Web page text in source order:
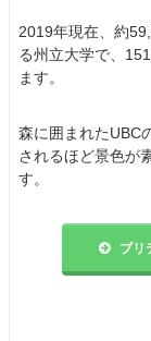
2019年現在、約
る州立大学で、
ます。
森に囲まれたUBC
されるほど景色が
す。
ブリ